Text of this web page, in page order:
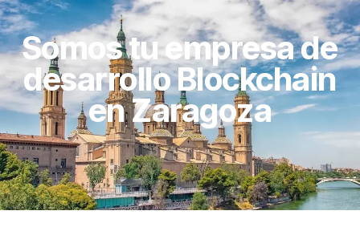
Somos tu empresa de
desarrollo Blockchain
en Zaragoza